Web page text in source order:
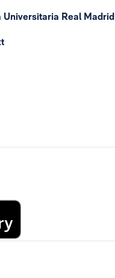
Universitaria Real Madrid